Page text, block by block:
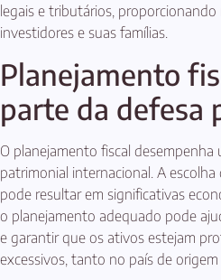
legais e tributários,
investidores e suas famílias.
Planejamento
parte da defesa
O planejamento fiscal desempenha
patrimonial internacional. A
pode resultar em significativas
o planejamento adequado pode
e garantir que os ativos estejam
excessivos, tanto no país de